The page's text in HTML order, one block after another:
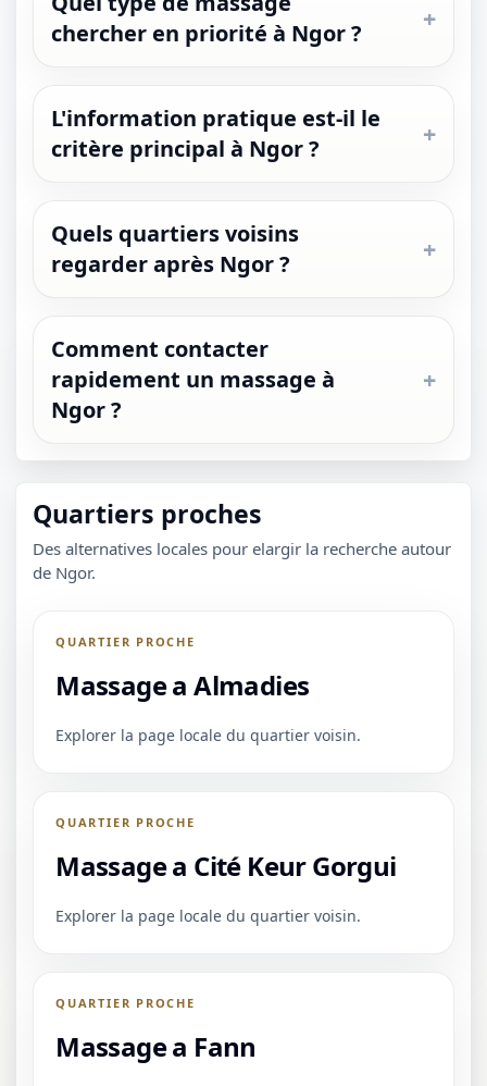
chercher en priorité à Ngor ?
L'information pratique est-il le
critère principal à Ngor ?
Quels quartiers voisins
regarder après Ngor ?
Comment contacter
rapidement un massage à
Ngor ?
Quartiers proches
Des alternatives locales pour elargir la recherche autour
de Ngor.
QUARTIER PROCHE
Massage a Almadies
Explorer la page locale du quartier voisin.
QUARTIER PROCHE
Massage a Cité Keur Gorgui
Explorer la page locale du quartier voisin.
QUARTIER PROCHE
Massage a Fann